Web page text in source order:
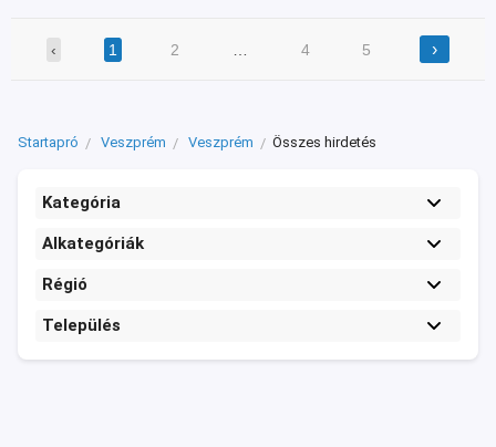
‹ 1 2 4 5 ›
Startapró Veszprém Veszprém Összes hirdetés
Kategória
Alkategóriák
Régió
Település